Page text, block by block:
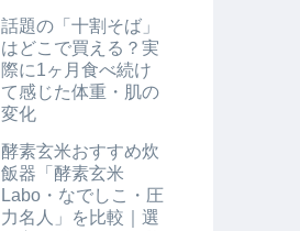
話題の「十割そば」
はどこで買える？実
際に1ヶ月食べ続け
て感じた体重・肌の
変化
酵素玄米おすすめ炊
飯器「酵素玄米
Labo・なでしこ・圧
力名人」を比較｜選